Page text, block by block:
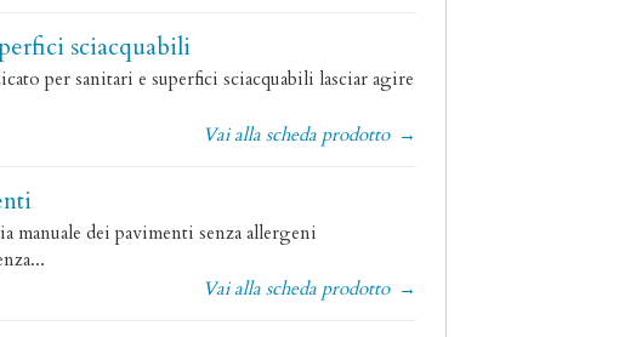
sciacquabili
per sanitari e superfici sciacquabili lasciar agire
Vai alla scheda prodotto →
manuale dei pavimenti senza allergeni
Vai alla scheda prodotto →